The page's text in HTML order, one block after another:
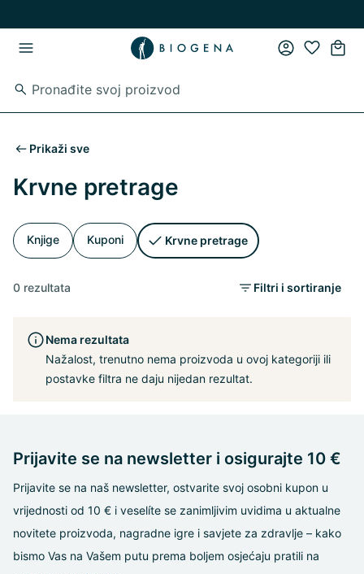
Prikaži sve
Krvne pretrage
Knjige Kuponi Krvne pretrage
0 rezultata Filtri i sortiranje
Nema rezultata
Nažalost, trenutno nema proizvoda u ovoj kategoriji ili
postavke filtra ne daju nijedan rezultat.
Prijavite se na newsletter i osigurajte 10 €
Prijavite se na naš newsletter, ostvarite svoj osobni kupon u
vrijednosti od 10 € i veselíte se zanimljivim uvidima u aktualne
novitete proizvoda, nagradne igre i savjete za zdravlje – kako
bismo Vas na Vašem putu prema boljem osjećaju pratili na